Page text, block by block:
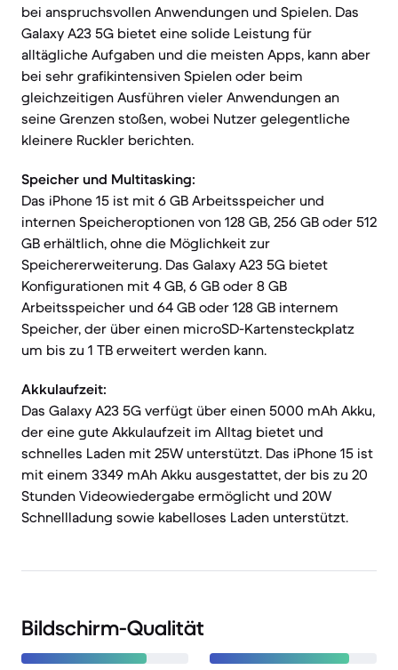
bei anspruchsvollen Anwendungen und Spielen. Das
Galaxy A23 5G bietet eine solide Leistung für
alltägliche Aufgaben und die meisten Apps, kann aber
bei sehr grafikintensiven Spielen oder beim
gleichzeitigen Ausführen vieler Anwendungen an
seine Grenzen stoßen, wobei Nutzer gelegentliche
kleinere Ruckler berichten.
Speicher und Multitasking:
Das iPhone 15 ist mit 6 GB Arbeitsspeicher und
internen Speicheroptionen von 128 GB, 256 GB oder 512
GB erhältlich, ohne die Möglichkeit zur
Speichererweiterung. Das Galaxy A23 5G bietet
Konfigurationen mit 4 GB, 6 GB oder 8 GB
Arbeitsspeicher und 64 GB oder 128 GB internem
Speicher, der über einen microSD-Kartensteckplatz
um bis zu 1 TB erweitert werden kann.
Akkulaufzeit:
Das Galaxy A23 5G verfügt über einen 5000 mAh Akku,
der eine gute Akkulaufzeit im Alltag bietet und
schnelles Laden mit 25W unterstützt. Das iPhone 15 ist
mit einem 3349 mAh Akku ausgestattet, der bis zu 20
Stunden Videowiedergabe ermöglicht und 20W
Schnellladung sowie kabelloses Laden unterstützt.
Bildschirm-Qualität